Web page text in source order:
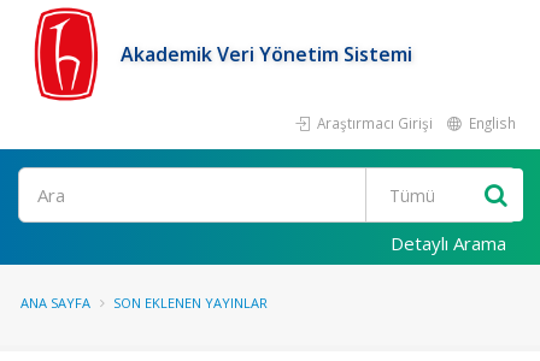
Akademik Veri Yönetim Sistemi
Araştırmacı Girişi English
Ara
Detaylı Arama
ANA SAYFA SON EKLENEN YAYINLAR